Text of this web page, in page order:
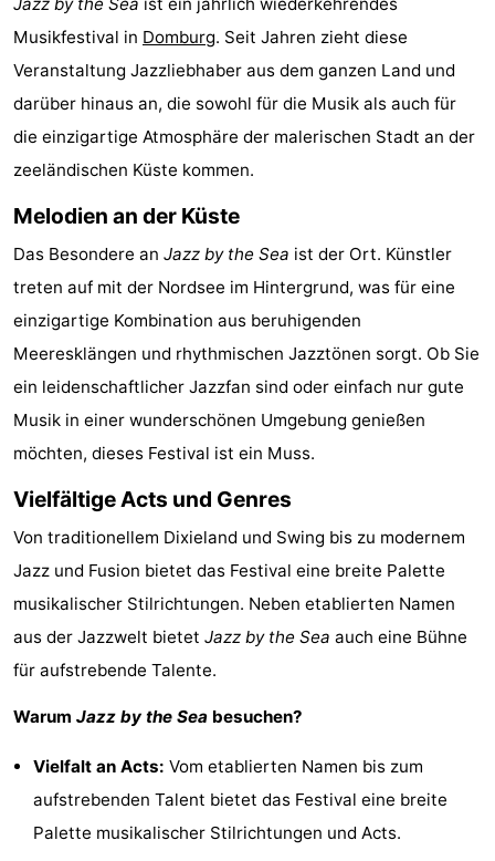
Westduin
Hotels
Zimmer
Frühstück)
Strand
Sehen
tun
Museen
-
Denkmäler
Aussichtspunkte
Attraktionen
Spielplätze
Indoor-
Spielplätze
-
Bowling
Wellness-
Zentren
Dörfer
&
Städte
Natur
Führungen
Musikfestival in Domburg. Seit Jahren zieht diese
Veranstaltung Jazzliebhaber aus dem ganzen Land und
darüber hinaus an, die sowohl für die Musik als auch für
die einzigartige Atmosphäre der malerischen Stadt an der
zeeländischen Küste kommen.
Melodien an der Küste
Das Besondere an Jazz by the Sea ist der Ort. Künstler
treten auf mit der Nordsee im Hintergrund, was für eine
einzigartige Kombination aus beruhigenden
Meeresklängen und rhythmischen Jazztönen sorgt. Ob Sie
ein leidenschaftlicher Jazzfan sind oder einfach nur gute
Musik in einer wunderschönen Umgebung genießen
möchten, dieses Festival ist ein Muss.
Vielfältige Acts und Genres
Von traditionellem Dixieland und Swing bis zu modernem
Jazz und Fusion bietet das Festival eine breite Palette
musikalischer Stilrichtungen. Neben etablierten Namen
aus der Jazzwelt bietet Jazz by the Sea auch eine Bühne
für aufstrebende Talente.
Warum Jazz by the Sea besuchen?
Vielfalt an Acts: Vom etablierten Namen bis zum
aufstrebenden Talent bietet das Festival eine breite
Palette musikalischer Stilrichtungen und Acts.